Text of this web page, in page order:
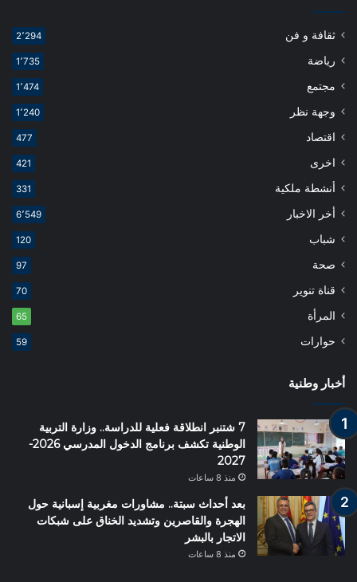
ثقافة و فن 2٬294
رياضة 1٬735
مجتمع 1٬474
وجهة نظر 1٬240
اقتصاد 477
اخرى 421
أنشطة ملكية 331
أخر الاخبار 6٬549
شباب 120
صحة 97
قناة تنوير 70
المرأة 65
حوارات 59
أخبار وطنية
7 شتنبر انطلاقة فعلية للدراسة.. وزارة التربية
الوطنية تكشف برنامج الدخول المدرسي 2026-
2027
منذ 8 ساعات
بعد أحداث سبتة.. مشاورات مغربية إسبانية حول
الهجرة والقاصرين وتشديد الخناق على شبكات
الاتجار بالبشر
منذ 8 ساعات